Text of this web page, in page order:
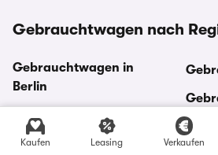
Kaufen Leasing Verkaufen
Gebrauchtwagen nach
Gebrauchtwagen in
Berlin
Gebrauchtwagen in
Bremen